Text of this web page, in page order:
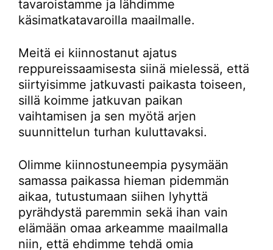
tavaroistamme ja lähdimme
käsimatkatavaroilla maailmalle.
Meitä ei kiinnostanut ajatus
reppureissaamisesta siinä mielessä, että
siirtyisimme jatkuvasti paikasta toiseen,
sillä koimme jatkuvan paikan
vaihtamisen ja sen myötä arjen
suunnittelun turhan kuluttavaksi.
Olimme kiinnostuneempia pysymään
samassa paikassa hieman pidemmän
aikaa, tutustumaan siihen lyhyttä
pyrähdystä paremmin sekä ihan vain
elämään omaa arkeamme maailmalla
niin, että ehdimme tehdä omia